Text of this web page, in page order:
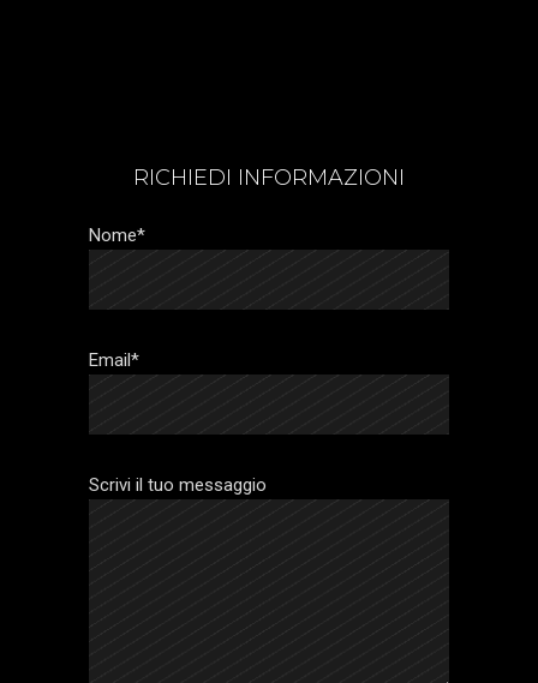
RICHIEDI INFORMAZIONI
Nome*
Email*
Scrivi il tuo messaggio